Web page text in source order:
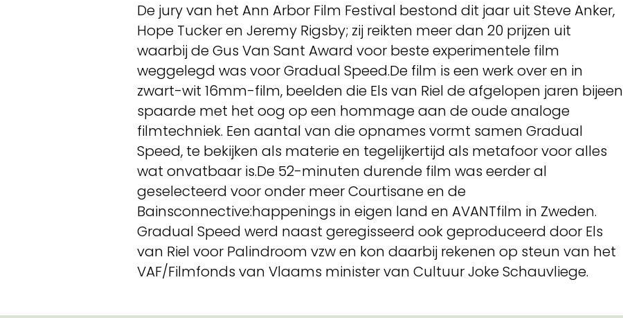
De jury van het Ann Arbor Film Festival bestond dit jaar uit Steve Anker,
Hope Tucker en Jeremy Rigsby; zij reikten meer dan 20 prijzen uit
waarbij de Gus Van Sant Award voor beste experimentele film
weggelegd was voor Gradual Speed.De film is een werk over en in
zwart-wit 16mm-film, beelden die Els van Riel de afgelopen jaren bijeen
spaarde met het oog op een hommage aan de oude analoge
filmtechniek. Een aantal van die opnames vormt samen Gradual
Speed, te bekijken als materie en tegelijkertijd als metafoor voor alles
wat onvatbaar is.De 52-minuten durende film was eerder al
geselecteerd voor onder meer Courtisane en de
Bainsconnective:happenings in eigen land en AVANTfilm in Zweden.
Gradual Speed werd naast geregisseerd ook geproduceerd door Els
van Riel voor Palindroom vzw en kon daarbij rekenen op steun van het
VAF/Filmfonds van Vlaams minister van Cultuur Joke Schauvliege.